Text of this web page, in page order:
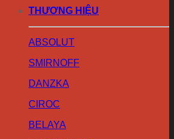
THƯƠNG HIỆU
ABSOLUT
SMIRNOFF
DANZKA
CIROC
BELAYA